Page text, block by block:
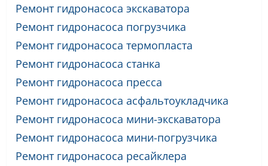
Ремонт гидронасоса экскаватора
Ремонт гидронасоса погрузчика
Ремонт гидронасоса термопласта
Ремонт гидронасоса станка
Ремонт гидронасоса пресса
Ремонт гидронасоса асфальтоукладчика
Ремонт гидронасоса мини-экскаватора
Ремонт гидронасоса мини-погрузчика
Ремонт гидронасоса ресайклера